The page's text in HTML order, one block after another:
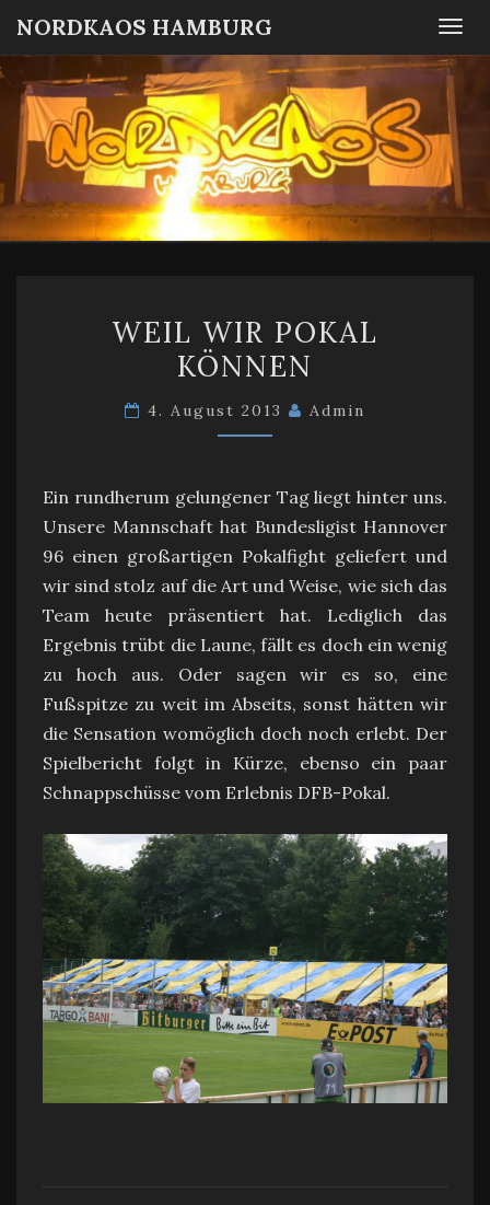
NORDKAOS HAMBURG
Fanszene
SC
Victoria
Hamburg
WIR
POKAL
WEIL WIR POKAL
KÖNNEN
4. August 2013 Admin
Ein rundherum gelungener Tag liegt hinter uns.
Unsere Mannschaft hat Bundesligist Hannover
96 einen großartigen Pokalfight geliefert und
wir sind stolz auf die Art und Weise, wie sich das
Team heute präsentiert hat. Lediglich das
Ergebnis trübt die Laune, fällt es doch ein wenig
zu hoch aus. Oder sagen wir es so, eine
Fußspitze zu weit im Abseits, sonst hätten wir
die Sensation womöglich doch noch erlebt. Der
Spielbericht folgt in Kürze, ebenso ein paar
Schnappschüsse vom Erlebnis DFB-Pokal.